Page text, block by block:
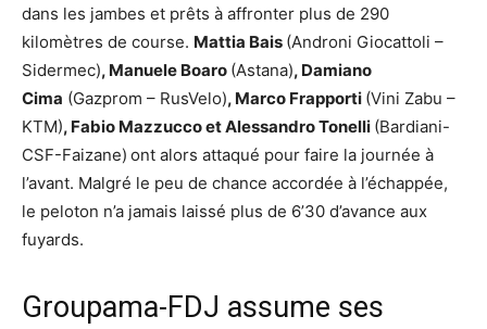
dans les jambes et prêts à affronter plus de 290
kilomètres de course. Mattia Bais (Androni Giocattoli –
Sidermec), Manuele Boaro (Astana), Damiano
Cima (Gazprom – RusVelo), Marco Frapporti (Vini Zabu –
KTM), Fabio Mazzucco et Alessandro Tonelli (Bardiani-
CSF-Faizane) ont alors attaqué pour faire la journée à
l’avant. Malgré le peu de chance accordée à l’échappée,
le peloton n’a jamais laissé plus de 6’30 d’avance aux
fuyards.
Groupama-FDJ assume ses